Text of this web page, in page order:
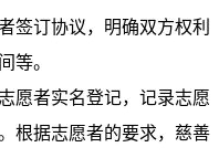
签订协议，明确双方权利
等。
者实名登记，记录志愿
根据志愿者的要求，慈善